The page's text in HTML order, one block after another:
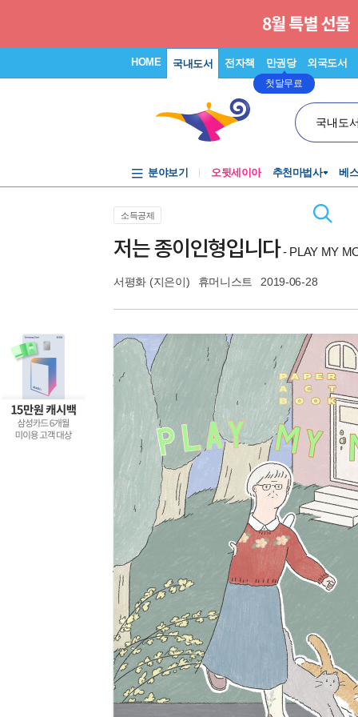
HOME 국내도서 전자책 만권당
첫달무료
외국도서
국내도
분야보기 오뒷세이아 추천마법사 베
소득공제
저는 종이인형입니다- PLAY MY
서평화 (지은이) 휴머니스트 2019-06-28